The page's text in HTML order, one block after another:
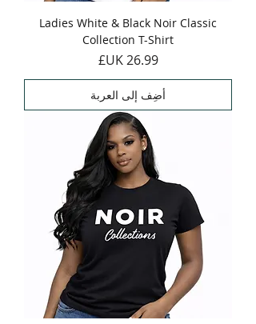
Ladies White & Black Noir Classic
Collection T-Shirt
السعر‏26.99 UK£
أضِف إلى العربة